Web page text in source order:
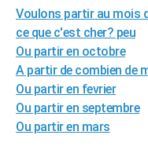
Art de vivre
Bien-être
Loisirs
Mode
Modes de vie
SANTE
Alimentation
Guide de la santé
Maladies
Médicaments
Sommeil
VOYAGE
Destinations
City break
Voyage nature
Voyage de noces
Forum
Climat
+PHOTO
GUIDES D'ACHAT
Voulons partir au mois
ce que c'est cher? peu
Ou partir en octobre
A partir de combien de
Ou partir en fevrier
Ou partir en septembre
Ou partir en mars